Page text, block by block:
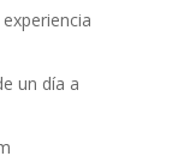
un día a